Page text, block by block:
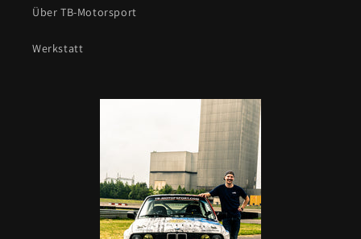
Über TB-Motorsport
Werkstatt